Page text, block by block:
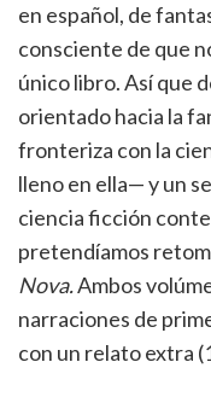
en español, de
consciente de que
único libro. Así que
orientado hacia la
fronteriza con la
lleno en ella— y un
ciencia ficción
pretendíamos
Nova.Ambos
narraciones de
con un relato extra